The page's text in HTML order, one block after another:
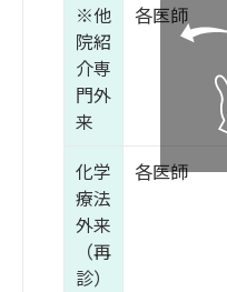
※他
院紹
介専
門外
来
各医師
化学
療法
外来
（再
診）
各医師